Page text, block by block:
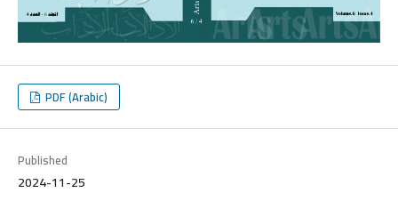
PDF (Arabic)
Published
2024-11-25